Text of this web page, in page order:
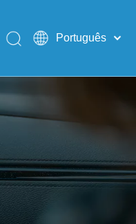
Português
Pусский